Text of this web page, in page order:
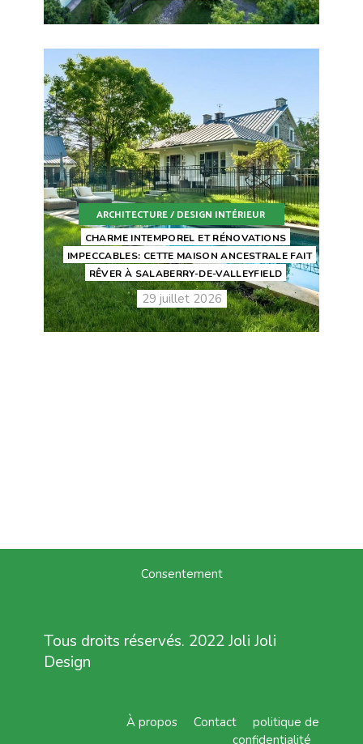
ARCHITECTURE / DESIGN INTÉRIEUR
CHARME INTEMPOREL ET RÉNOVATIONS
IMPECCABLES: CETTE MAISON ANCESTRALE FAIT
RÊVER À SALABERRY-DE-VALLEYFIELD
29 juillet 2026
Consentement
Tous droits réservés. 2022 Joli Joli
Design
À propos Contact
politique de
confidentialité